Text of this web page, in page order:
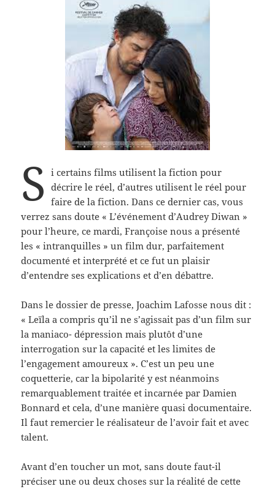
S i certains films utilisent la fiction pour
décrire le réel, d’autres utilisent le réel pour
faire de la fiction. Dans ce dernier cas, vous
verrez sans doute « L’événement d’Audrey Diwan »
pour l’heure, ce mardi, Françoise nous a présenté
les « intranquilles » un film dur, parfaitement
documenté et interprété et ce fut un plaisir
d’entendre ses explications et d’en débattre.
Dans le dossier de presse, Joachim Lafosse nous dit :
« Leïla a compris qu’il ne s’agissait pas d’un film sur
la maniaco- dépression mais plutôt d’une
interrogation sur la capacité et les limites de
l’engagement amoureux ». C’est un peu une
coquetterie, car la bipolarité y est néanmoins
remarquablement traitée et incarnée par Damien
Bonnard et cela, d’une manière quasi documentaire.
Il faut remercier le réalisateur de l’avoir fait et avec
talent.
Avant d’en toucher un mot, sans doute faut-il
préciser une ou deux choses sur la réalité de cette